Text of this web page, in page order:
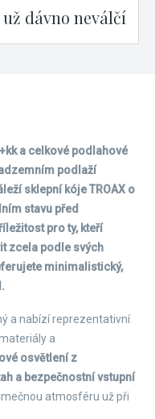
dávno neválčí
a celkové podlahové
podlaží
sklepní kóje TROAX o
stavu před
pro ty, kteří
zcela podle svých
minimalistický,
a nabízí reprezentativní
a
osvětlení z
a bezpečnostní vstupní
atmosféru už při